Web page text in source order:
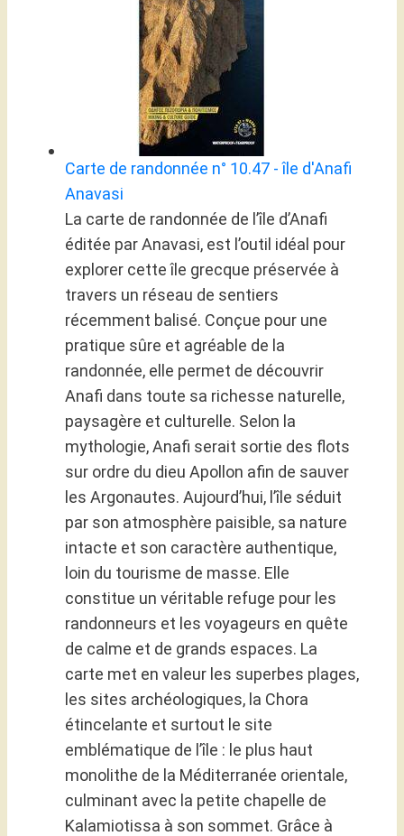
Carte de randonnée n° 10.47 - île d'Anafi
Anavasi
La carte de randonnée de l’île d’Anafi
éditée par Anavasi, est l’outil idéal pour
explorer cette île grecque préservée à
travers un réseau de sentiers
récemment balisé. Conçue pour une
pratique sûre et agréable de la
randonnée, elle permet de découvrir
Anafi dans toute sa richesse naturelle,
paysagère et culturelle. Selon la
mythologie, Anafi serait sortie des flots
sur ordre du dieu Apollon afin de sauver
les Argonautes. Aujourd’hui, l’île séduit
par son atmosphère paisible, sa nature
intacte et son caractère authentique,
loin du tourisme de masse. Elle
constitue un véritable refuge pour les
randonneurs et les voyageurs en quête
de calme et de grands espaces. La
carte met en valeur les superbes plages,
les sites archéologiques, la Chora
étincelante et surtout le site
emblématique de l’île : le plus haut
monolithe de la Méditerranée orientale,
culminant avec la petite chapelle de
Kalamiotissa à son sommet. Grâce à